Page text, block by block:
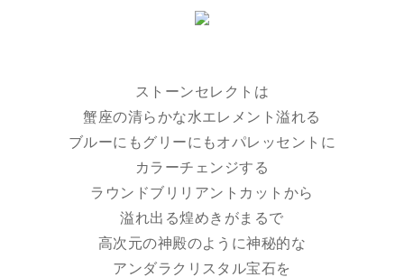
ストーンセレクトは
蟹座の清らかな水エレメント溢れる
ブルーにもグリーにもオパレッセントに
カラーチェンジする
ラウンドブリリアントカットから
溢れ出る煌めきがまるで
高次元の神殿のように神秘的な
アンダラクリスタル宝石を